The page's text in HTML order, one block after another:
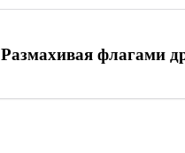
Размахивая флагами